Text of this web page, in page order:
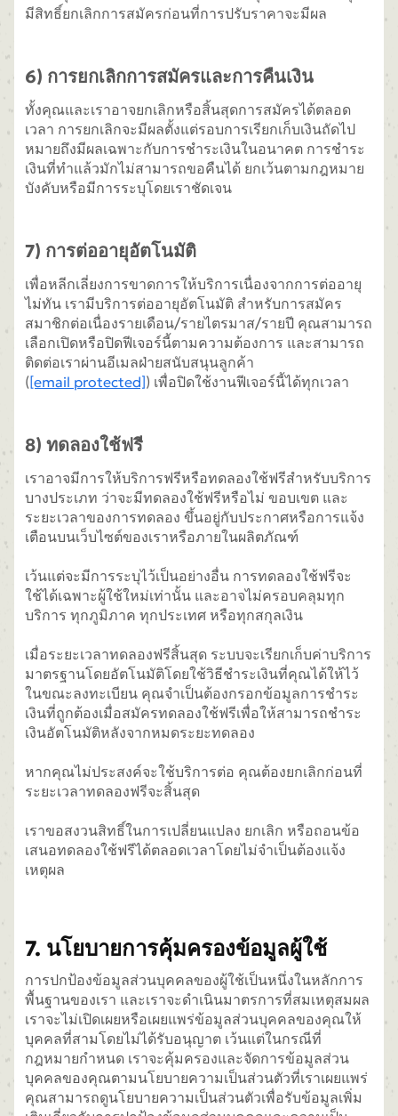
มีสิทธิ์ยกเลิกการสมัครก่อนที่การปรับราคาจะมีผล
6) การยกเลิกการสมัครและการคืนเงิน
ทั้งคุณและเราอาจยกเลิกหรือสิ้นสุดการสมัครได้ตลอด
เวลา การยกเลิกจะมีผลตั้งแต่รอบการเรียกเก็บเงินถัดไป
หมายถึงมีผลเฉพาะกับการชำระเงินในอนาคต การชำระ
เงินที่ทำแล้วมักไม่สามารถขอคืนได้ ยกเว้นตามกฎหมาย
บังคับหรือมีการระบุโดยเราชัดเจน
7) การต่ออายุอัตโนมัติ
เพื่อหลีกเลี่ยงการขาดการให้บริการเนื่องจากการต่ออายุ
ไม่ทัน เรามีบริการต่ออายุอัตโนมัติ สำหรับการสมัคร
สมาชิกต่อเนื่องรายเดือน/รายไตรมาส/รายปี คุณสามารถ
เลือกเปิดหรือปิดฟีเจอร์นี้ตามความต้องการ และสามารถ
ติดต่อเราผ่านอีเมลฝ่ายสนับสนุนลูกค้า
([email protected]) เพื่อปิดใช้งานฟีเจอร์นี้ได้ทุกเวลา
8) ทดลองใช้ฟรี
เราอาจมีการให้บริการฟรีหรือทดลองใช้ฟรีสำหรับบริการ
บางประเภท ว่าจะมีทดลองใช้ฟรีหรือไม่ ขอบเขต และ
ระยะเวลาของการทดลอง ขึ้นอยู่กับประกาศหรือการแจ้ง
เตือนบนเว็บไซต์ของเราหรือภายในผลิตภัณฑ์
เว้นแต่จะมีการระบุไว้เป็นอย่างอื่น การทดลองใช้ฟรีจะ
ใช้ได้เฉพาะผู้ใช้ใหม่เท่านั้น และอาจไม่ครอบคลุมทุก
บริการ ทุกภูมิภาค ทุกประเทศ หรือทุกสกุลเงิน
เมื่อระยะเวลาทดลองฟรีสิ้นสุด ระบบจะเรียกเก็บค่าบริการ
มาตรฐานโดยอัตโนมัติโดยใช้วิธีชำระเงินที่คุณได้ให้ไว้
ในขณะลงทะเบียน คุณจำเป็นต้องกรอกข้อมูลการชำระ
เงินที่ถูกต้องเมื่อสมัครทดลองใช้ฟรีเพื่อให้สามารถชำระ
เงินอัตโนมัติหลังจากหมดระยะทดลอง
หากคุณไม่ประสงค์จะใช้บริการต่อ คุณต้องยกเลิกก่อนที่
ระยะเวลาทดลองฟรีจะสิ้นสุด
เราขอสงวนสิทธิ์ในการเปลี่ยนแปลง ยกเลิก หรือถอนข้อ
เสนอทดลองใช้ฟรีได้ตลอดเวลาโดยไม่จำเป็นต้องแจ้ง
เหตุผล
7. นโยบายการคุ้มครองข้อมูลผู้ใช้
การปกป้องข้อมูลส่วนบุคคลของผู้ใช้เป็นหนึ่งในหลักการ
พื้นฐานของเรา และเราจะดำเนินมาตรการที่สมเหตุสมผล
เราจะไม่เปิดเผยหรือเผยแพร่ข้อมูลส่วนบุคคลของคุณให้
บุคคลที่สามโดยไม่ได้รับอนุญาต เว้นแต่ในกรณีที่
กฎหมายกำหนด เราจะคุ้มครองและจัดการข้อมูลส่วน
บุคคลของคุณตามนโยบายความเป็นส่วนตัวที่เราเผยแพร่
คุณสามารถดูนโยบายความเป็นส่วนตัวเพื่อรับข้อมูลเพิ่ม